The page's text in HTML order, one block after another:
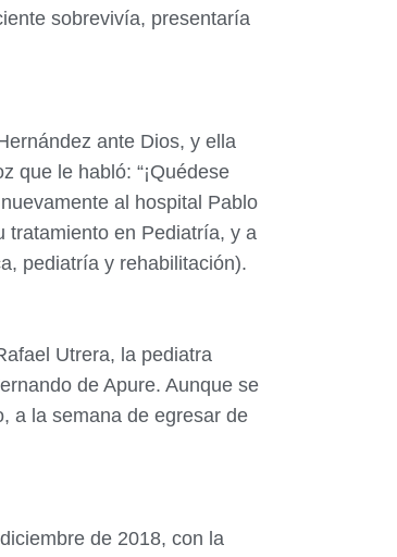
sobrevivía, presentaría
ante Dios, y ella
que le habló: “¡Quédese
al hospital Pablo
tratamiento en Pediatría, y a
pediatría y rehabilitación).
Utrera, la pediatra
de Apure. Aunque se
a la semana de egresar de
de 2018, con la